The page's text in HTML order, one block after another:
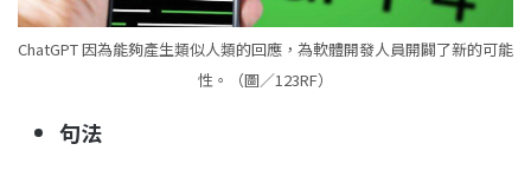
ChatGPT 因為能夠產生類似人類的回應，為軟體開發人員開闢了新的可能
性。（圖／123RF）
句法